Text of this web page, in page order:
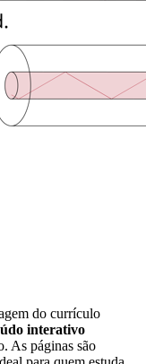
do currículo
interativo
As páginas são